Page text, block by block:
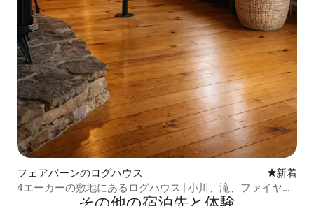
フェアバーンのログハウス 新しい宿
新着
4エーカーの敷地にあるログハウス | 小川、滝、ファイヤー